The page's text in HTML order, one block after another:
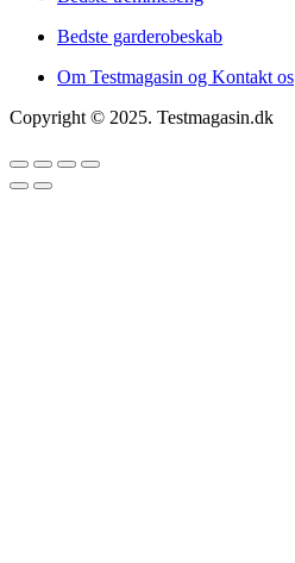
Bedste garderobeskab
Om Testmagasin og Kontakt os
Copyright © 2025. Testmagasin.dk